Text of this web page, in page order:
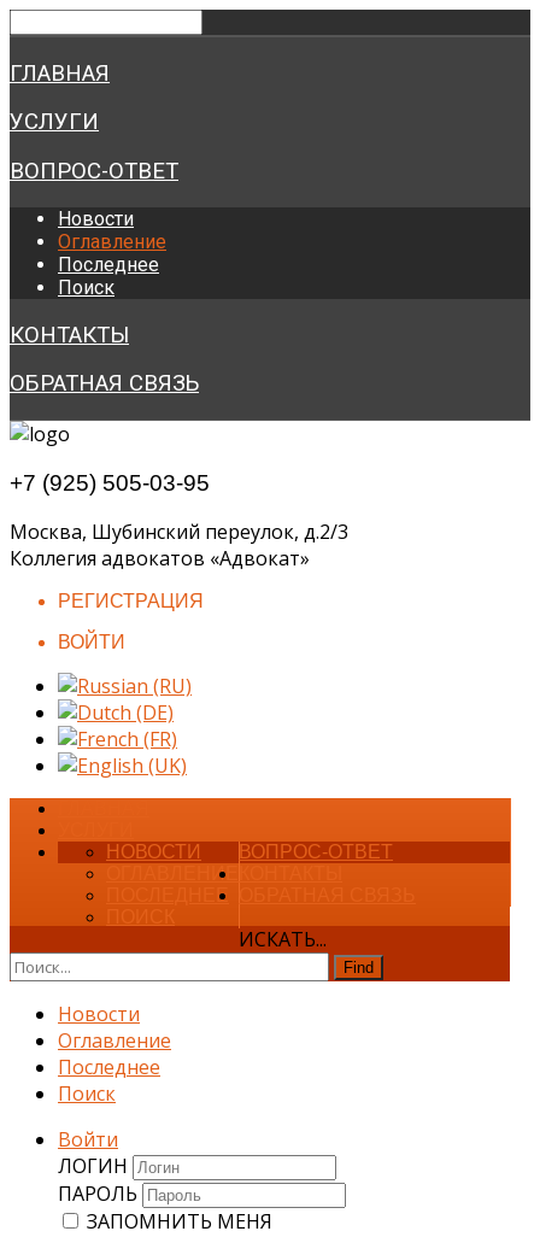
ГЛАВНАЯ
УСЛУГИ
ВОПРОС-ОТВЕТ
Новости
Оглавление
Последнее
Поиск
КОНТАКТЫ
ОБРАТНАЯ СВЯЗЬ
+7 (925) 505-03-95
Москва, Шубинский переулок, д.2/3
Коллегия адвокатов «Адвокат»
РЕГИСТРАЦИЯ
ВОЙТИ
ВОПРОС-ОТВЕТ
НОВОСТИ
ОГЛАВЛЕНИЕ
ПОСЛЕДНЕЕ
ИСКАТЬ...
Find
Новости
Оглавление
Последнее
Поиск
Войти
ЛОГИН
ПАРОЛЬ
ЗАПОМНИТЬ МЕНЯ